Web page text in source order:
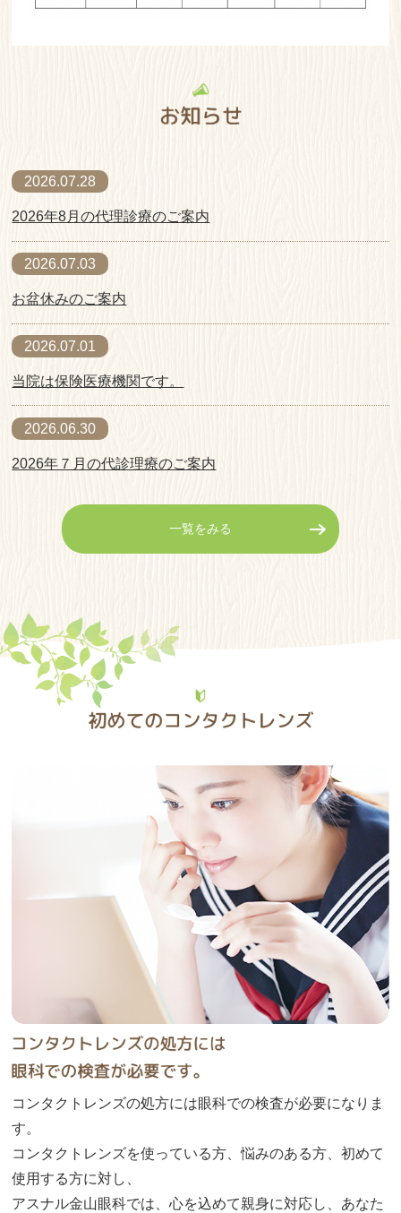
2026.07.28
2026年8月の代理診療のご案内
2026.07.03
お盆休みのご案内
2026.07.01
当院は保険医療機関です。
2026.06.30
2026年７月の代診理療のご案内
2026.05.29
2026年6月の代理診療のご案内
2026年の5月の代理診療のご案内
2026.03.30
2026年4月の代理診療のご案内
2026年3月の代理診療のご案内
2026年2月の代理診療のご案内
2026年1月の代理診療のご案内
2025.11.30
12月2日以降の受診時の保険証の取り扱いについて（重
要）
2025.11.27
2025年12月の代理診療のご案内
2025.11.24
一覧をみる
コンタクトレンズの処方には眼科での検査が必要になりま
す。
コンタクトレンズを使っている方、悩みのある方、初めて
使用する方に対し、
アスナル金山眼科では、心を込めて親身に対応し、あなた